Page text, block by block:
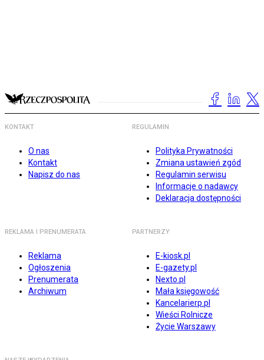
KONTAKT
O nas
Kontakt
Napisz do nas
REGULAMIN
Polityka Prywatności
Zmiana ustawień zgód
Regulamin serwisu
Informacje o nadawcy
Deklaracja dostępności
REKLAMA I PRENUMERATA
Reklama
Ogłoszenia
Prenumerata
Archiwum
PARTNERZY
E-kiosk.pl
E-gazety.pl
Nexto.pl
Mała księgowość
Kancelarierp.pl
Wieści Rolnicze
Życie Warszawy